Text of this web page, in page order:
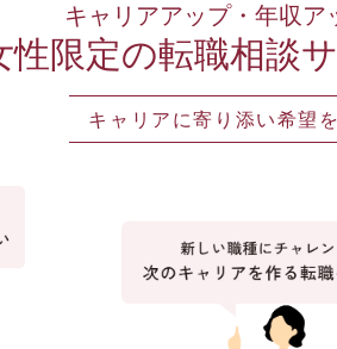
キャリアアップ・年収ア
性限定の転職相談
キャリアに寄り添い希望